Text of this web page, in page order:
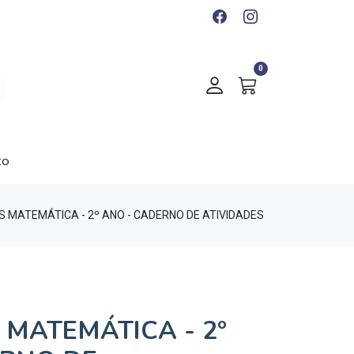
0
MATEMÁTICA - 2º ANO - CADERNO DE ATIVIDADES
- 2º